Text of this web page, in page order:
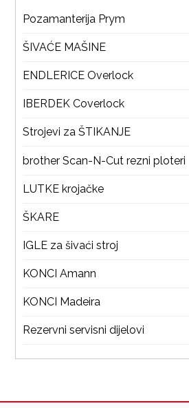
Pozamanterija Prym
ŠIVAĆE MAŠINE
ENDLERICE Overlock
IBERDEK Coverlock
Strojevi za ŠTIKANJE
brother Scan-N-Cut rezni ploteri
LUTKE krojačke
ŠKARE
IGLE za šivaći stroj
KONCI Amann
KONCI Madeira
Rezervni servisni dijelovi